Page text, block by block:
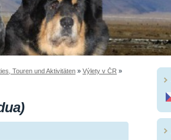
Touren und Aktivitäten » Výlety v ČR »